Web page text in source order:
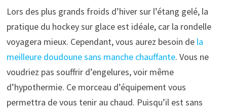
Lors des plus grands froids d’hiver sur l’étang gelé, la
pratique du hockey sur glace est idéale, car la rondelle
voyagera mieux. Cependant, vous aurez besoin de la
meilleure doudoune sans manche chauffante. Vous ne
voudriez pas souffrir d’engelures, voir même
d’hypothermie. Ce morceau d’équipement vous
permettra de vous tenir au chaud. Puisqu’il est sans